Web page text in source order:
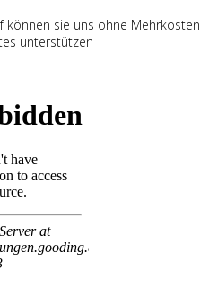
können sie uns ohne Mehrkosten
unterstützen